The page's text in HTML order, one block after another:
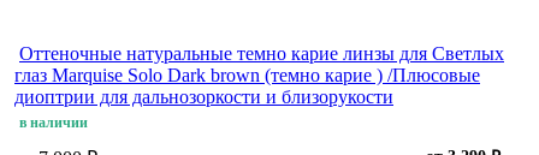
Оттеночные натуральные темно карие линзы для Светлых
глаз Marquise Solo Dark brown (темно карие ) /Плюсовые
диоптрии для дальнозоркости и близорукости
в наличии